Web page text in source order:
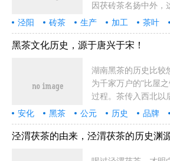
因茯砖茶名扬中外，
茯砖茶文化，却在上
幕。近些年，陕西茯
的人
泾阳 砖茶 生产 加工 茶叶
工艺
茶商 泾河 加工生产 县
发展
经营 运输 来历
黑茶文化历史，源于唐兴于宋！
湖南黑茶的历史比较
为千家万户的"比屋
过程。茶传入西北以
年食用青稞、牛羊肉
有消食化腻、解青稞
殊功效。
安化 黑茶 公元 历史 品牌
茶叶
人们 茶商 薄片 青稞
渠江
湖南 发展 旦暮 中云
泾渭茯茶的由来，泾渭茯茶的历史渊